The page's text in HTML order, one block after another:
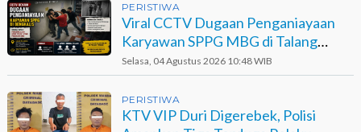
PERISTIWA
Viral CCTV Dugaan Penganiayaan
Karyawan SPPG MBG di Talang
Muandau
Selasa, 04 Agustus 2026 10:48 WIB
PERISTIWA
KTV VIP Duri Digerebek, Polisi